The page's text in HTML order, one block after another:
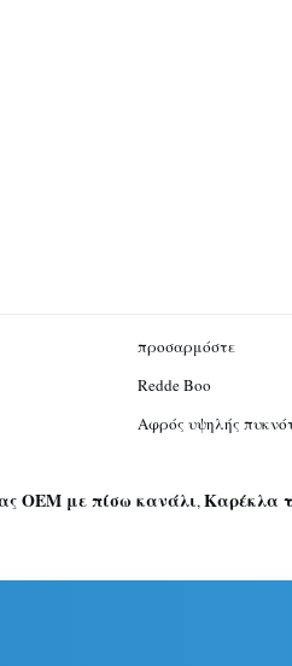
προσαρμόστε
Redde Boo
Αφρός υψηλής
OEM με πίσω κανάλι,Καρέκλα